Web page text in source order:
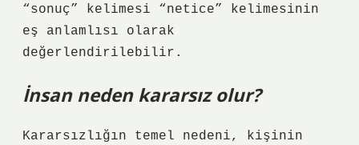
“sonuç” kelimesi “netice” kelimesinin
eş anlamlısı olarak
değerlendirilebilir.
İnsan neden kararsız olur?
Kararsızlığın temel nedeni, kişinin